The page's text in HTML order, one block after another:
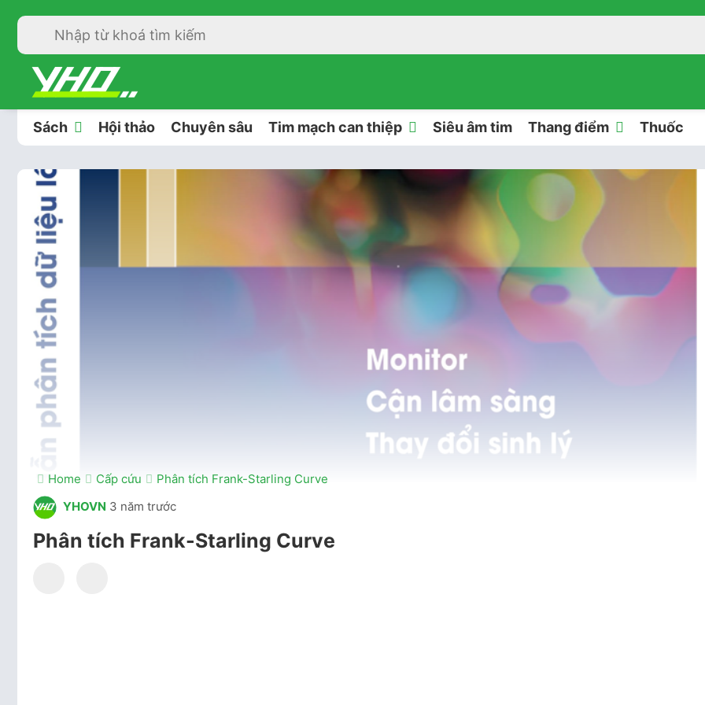
Sách Hội thảo Chuyên sâu Tim mạch can thiệp Siêu âm tim Thang điểm Thuốc
Home Cấp cứu
Phân tích Frank-Starling Curve
YHOVN 3 năm trước
Phân tích Frank-Starling Curve